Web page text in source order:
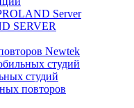
Server
SERVER
Newtek
студий
студий
повторов